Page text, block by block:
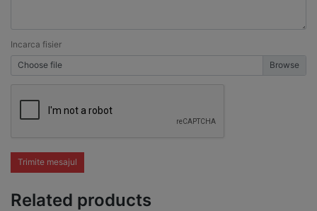
Incarca fisier
Choose file
Trimite mesajul
Related products